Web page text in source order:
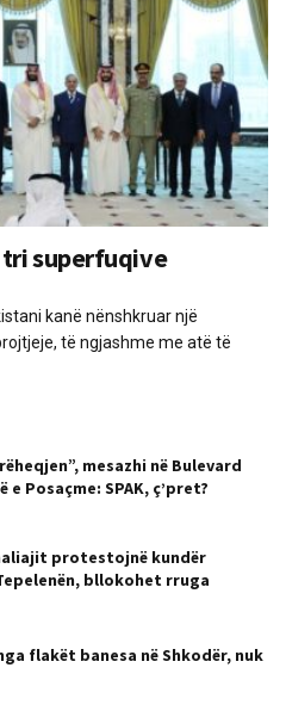
tri superfuqive
kanë nënshkruar një
të ngjashme me atë të
mesazhi në Bulevard
Posaçme: SPAK, ç’pret?
protestojnë kundër
bllokohet rruga
flakët banesa në Shkodër, nuk